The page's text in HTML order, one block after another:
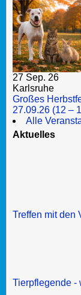
27 Sep. 26
Karlsruhe
Großes
27.09.26 (12 –
Alle
Aktuelles
Treffen mit den
Tierpflegende -